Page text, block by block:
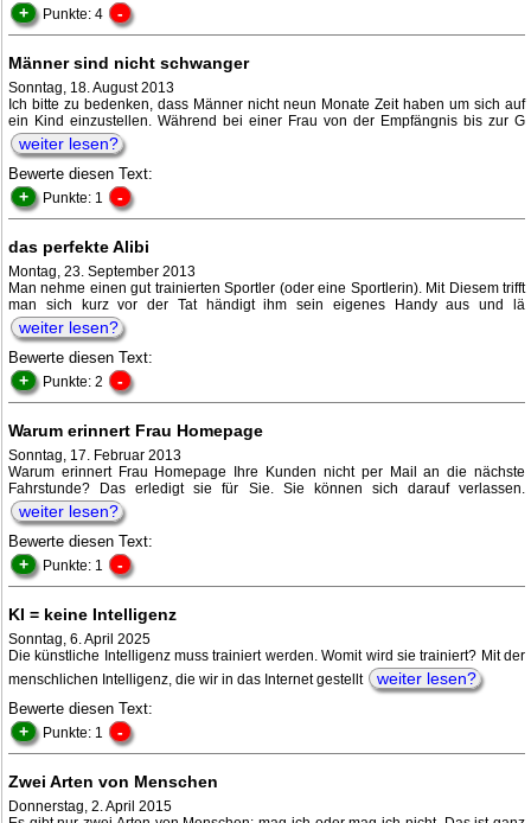
+ Punkte: 4 -
Männer sind nicht schwanger
Sonntag, 18. August 2013
Ich bitte zu bedenken, dass Männer nicht neun Monate Zeit haben um sich auf
ein Kind einzustellen. Während bei einer Frau von der Empfängnis bis zur G
weiter lesen?
Bewerte diesen Text:
+ Punkte: 1 -
das perfekte Alibi
Montag, 23. September 2013
Man nehme einen gut trainierten Sportler (oder eine Sportlerin). Mit Diesem trifft
man sich kurz vor der Tat händigt ihm sein eigenes Handy aus und lä
weiter lesen?
Bewerte diesen Text:
+ Punkte: 2 -
Warum erinnert Frau Homepage
Sonntag, 17. Februar 2013
Warum erinnert Frau Homepage Ihre Kunden nicht per Mail an die nächste
Fahrstunde? Das erledigt sie für Sie. Sie können sich darauf verlassen.
weiter lesen?
Bewerte diesen Text:
+ Punkte: 1 -
KI = keine Intelligenz
Sonntag, 6. April 2025
Die künstliche Intelligenz muss trainiert werden. Womit wird sie trainiert? Mit der
menschlichen Intelligenz, die wir in das Internet gestellt
weiter lesen?
Bewerte diesen Text:
+ Punkte: 1 -
Zwei Arten von Menschen
Donnerstag, 2. April 2015